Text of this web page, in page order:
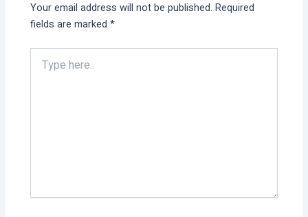
Your email address will not be published. Required
fields are marked*
here..